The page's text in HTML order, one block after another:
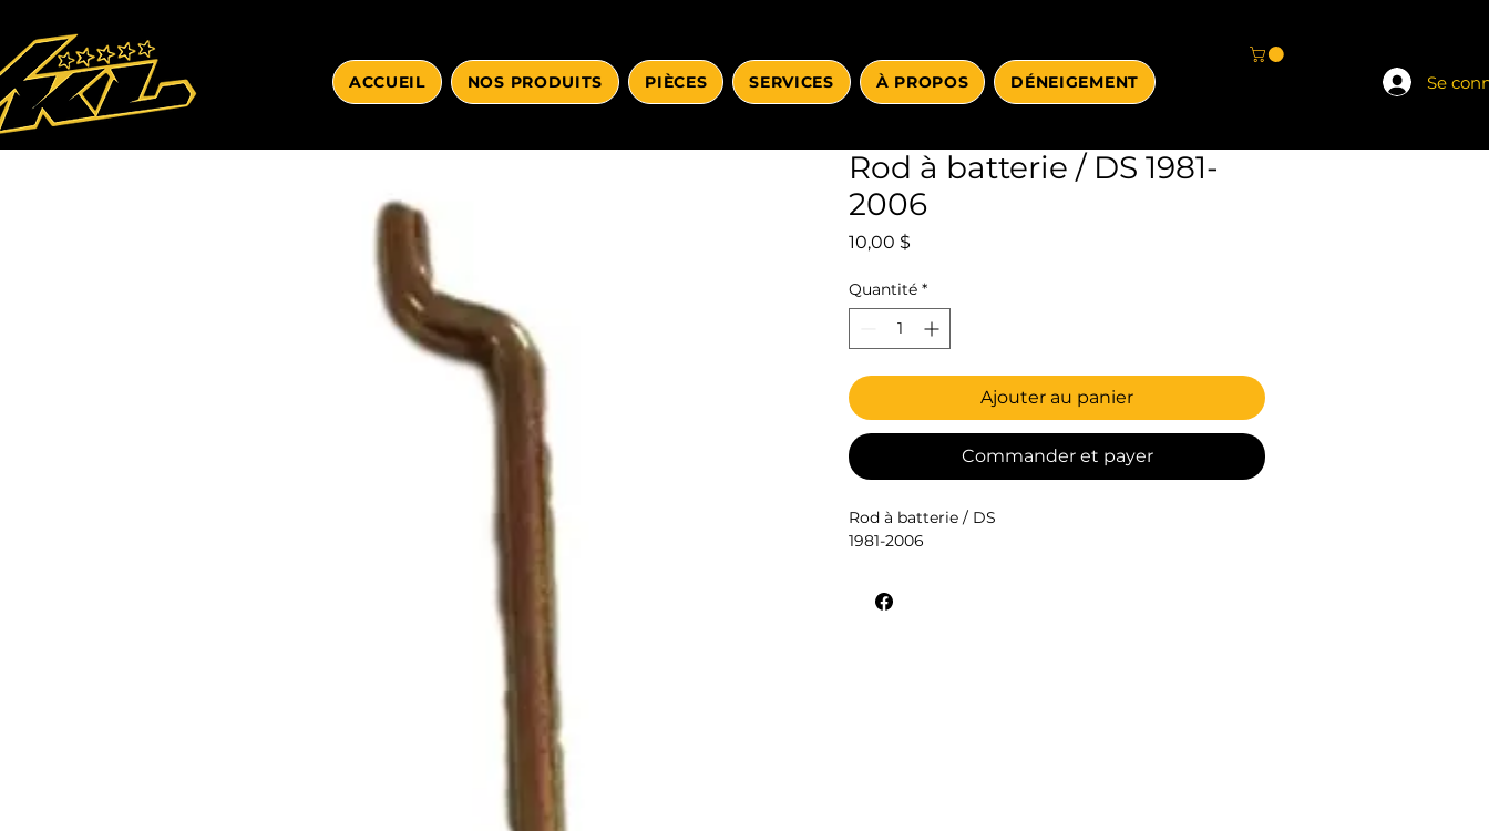
ACCUEIL NOS PRODUITS PIÈCES SERVICES À PROPOS DÉNEIGEMENT Se
Rod à batterie / DS 1981-
2006
10,00 $
Quantité *
Ajouter au panier
Commander et payer
Rod à batterie / DS
1981-2006